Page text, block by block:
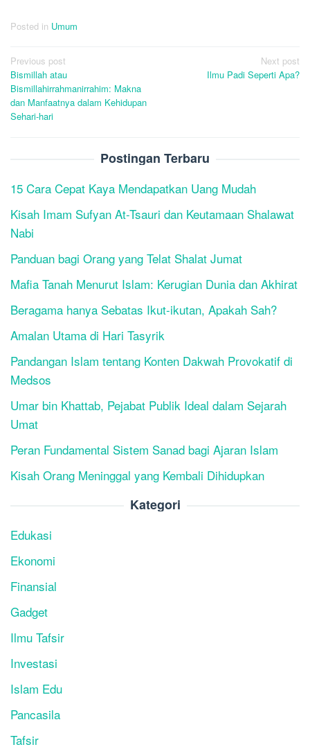
Posted in Umum
Post
navigation
Previous post
Bismillah atau
Bismillahirrahmanirrahim: Makna
dan Manfaatnya dalam Kehidupan
Sehari-hari
Next post
Ilmu Padi Seperti Apa?
Postingan Terbaru
15 Cara Cepat Kaya Mendapatkan Uang Mudah
Kisah Imam Sufyan At-Tsauri dan Keutamaan Shalawat
Nabi
Panduan bagi Orang yang Telat Shalat Jumat
Mafia Tanah Menurut Islam: Kerugian Dunia dan Akhirat
Beragama hanya Sebatas Ikut-ikutan, Apakah Sah?
Amalan Utama di Hari Tasyrik
Pandangan Islam tentang Konten Dakwah Provokatif di
Medsos
Umar bin Khattab, Pejabat Publik Ideal dalam Sejarah
Umat
Peran Fundamental Sistem Sanad bagi Ajaran Islam
Kisah Orang Meninggal yang Kembali Dihidupkan
Kategori
Edukasi
Ekonomi
Finansial
Gadget
Ilmu Tafsir
Investasi
Islam Edu
Pancasila
Tafsir